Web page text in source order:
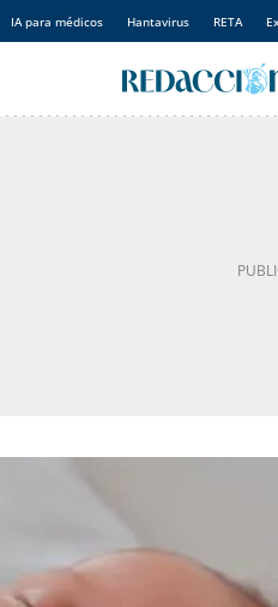
IA para médicos Hantavirus RETA